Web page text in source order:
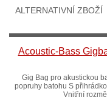
ALTERNATIVNÍ ZBOŽÍ
Acoustic-Bass
Gig Bag pro akustickou
popruhy batohu S
Vnitřní